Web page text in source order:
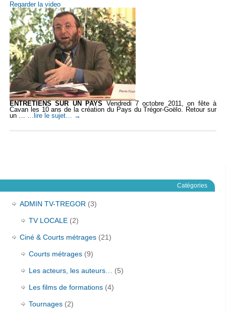
Regarder la video
ENTRETIENS SUR UN PAYS Vendredi 7 octobre 2011, on fête à
Cavan les 10 ans de la création du Pays du Trégor-Goëlo. Retour sur
un …
…lire le sujet… →
Catégories
ADMIN TV-TREGOR (3)
TV LOCALE (2)
Ciné & Courts métrages (21)
Courts métrages (9)
Les acteurs, les auteurs… (5)
Les films de formations (4)
Tournages (2)